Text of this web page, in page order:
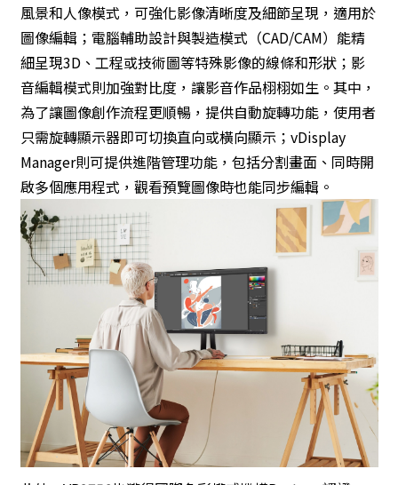
風景和人像模式，可強化影像清晰度及細節呈現，適用於
圖像編輯；電腦輔助設計與製造模式（CAD/CAM）能精
細呈現3D、工程或技術圖等特殊影像的線條和形狀；影
音編輯模式則加強對比度，讓影音作品栩栩如生。其中，
為了讓圖像創作流程更順暢，提供自動旋轉功能，使用者
只需旋轉顯示器即可切換直向或橫向顯示；vDisplay
Manager則可提供進階管理功能，包括分割畫面、同時開
啟多個應用程式，觀看預覽圖像時也能同步編輯。